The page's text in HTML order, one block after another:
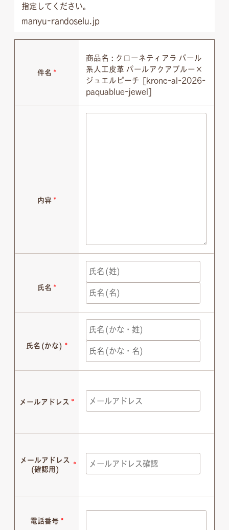
指定してください。
manyu-randoselu.jp
件名 *
商品名 : クローネティアラ パール
系人工皮革 パールアクアブルー×
ジュエルピーチ [krone-al-2026-
paquablue-jewel]
内容 *
氏名 *
氏名(かな) *
メールアドレス *
メールアドレス
(確認用)
*
電話番号 *